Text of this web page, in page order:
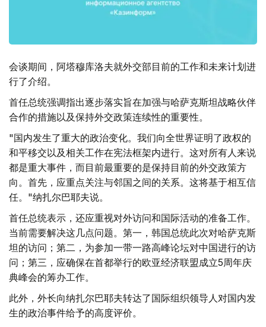
会谈期间，阿塔穆库洛夫就外交部目前的工作和未来计划进
行了介绍。
首任总统强调指出逐步落实旨在加强与哈萨克斯坦战略伙伴
合作的措施以及保持外交政策连续性的重要性。
"国内发生了重大的政治变化。我们向全世界证明了政权的
和平移交以及相关工作在宪法框架内进行。这对所有人来说
都是重大事件，而目前最重要的是保持目前的外交政策方
向。首先，应重点关注与邻国之间的关系。这将基于相互信
任。"纳扎尔巴耶夫说。
首任总统表示，还应重视对外访问和国际活动的准备工作。
当前需要解决这几点问题。第一，韩国总统此次对哈萨克斯
坦的访问；第二，为参加一带一路高峰论坛对中国进行的访
问；第三，应确保在首都举行的欧亚经济联盟成立5周年庆
典峰会的筹办工作。
此外，外长向纳扎尔巴耶夫转达了国际组织领导人对国内发
生的政治事件给予的高度评价。